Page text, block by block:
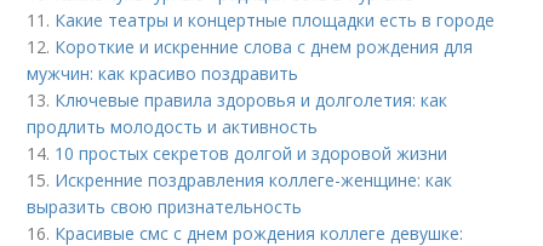
11. Какие театры и концертные площадки есть в городе
12. Короткие и искренние слова с днем рождения для
мужчин: как красиво поздравить
13. Ключевые правила здоровья и долголетия: как
продлить молодость и активность
14. 10 простых секретов долгой и здоровой жизни
15. Искренние поздравления коллеге-женщине: как
выразить свою признательность
16. Красивые смс с днем рождения коллеге девушке: